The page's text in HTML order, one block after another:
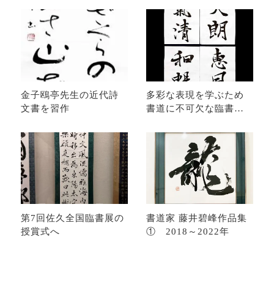
金子鴎亭先生の近代詩
文書を習作
多彩な表現を学ぶため
書道に不可欠な臨書学
第7回佐久全国臨書展の
授賞式へ
書道家 藤井碧峰作品集
① 2018～2022年